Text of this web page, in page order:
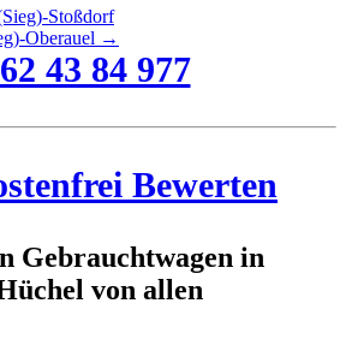
Stoßdorf
Oberauel →
43 84 977
Bewerten
Gebrauchtwagen in
von allen